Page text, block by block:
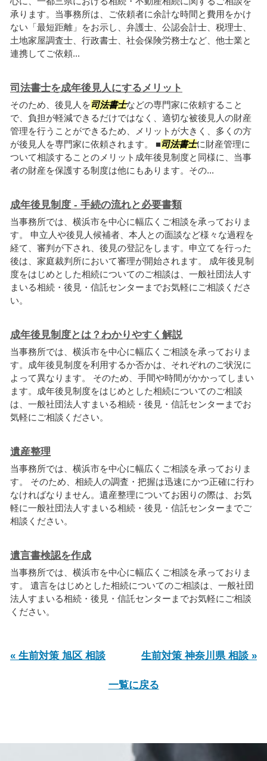
承ります。当事務所は、ご依頼者に余計な時間と費用をかけ
ない「最短距離」をお示し、弁護士、公認会計士、税理士、
土地家屋調査士、行政書士、社会保険労務士など、他士業と
連携してご依頼...
司法書士を成年後見人にするメリット
そのため、後見人を司法書士などの専門家に依頼すること
で、負担が軽減できるだけではなく、適切な被後見人の財産
管理を行うことができるため、メリットが大きく、多くの方
が後見人を専門家に依頼されます。 ■司法書士に財産管理に
ついて相談することのメリット成年後見制度と同様に、当事
者の財産を保護する制度は他にもあります。その...
成年後見制度 - 手続の流れと必要書類
当事務所では、横浜市を中心に幅広くご相談を承っておりま
す。 申立人や後見人候補者、本人との面談など様々な過程を
経て、審判が下され、後見の登記をします。申立てを行った
後は、家庭裁判所において審理が開始されます。 成年後見制
度をはじめとした相続についてのご相談は、一般社団法人す
まいる相続・後見・信託センターまでお気軽にご相談くださ
い。
成年後見制度とは？わかりやすく解説
当事務所では、横浜市を中心に幅広くご相談を承っておりま
す。成年後見制度を利用するか否かは、それぞれのご状況に
よって異なります。 そのため、手間や時間がかかってしまい
ます。成年後見制度をはじめとした相続についてのご相談
は、一般社団法人すまいる相続・後見・信託センターまでお
気軽にご相談ください。
遺産整理
当事務所では、横浜市を中心に幅広くご相談を承っておりま
す。 そのため、相続人の調査・把握は迅速にかつ正確に行わ
なければなりません。遺産整理についてお困りの際は、お気
軽に一般社団法人すまいる相続・後見・信託センターまでご
相談ください。
遺言書検認を作成
当事務所では、横浜市を中心に幅広くご相談を承っておりま
す。 遺言をはじめとした相続についてのご相談は、一般社団
法人すまいる相続・後見・信託センターまでお気軽にご相談
ください。
« 生前対策 旭区 相談 生前対策 神奈川県 相談 »
一覧に戻る